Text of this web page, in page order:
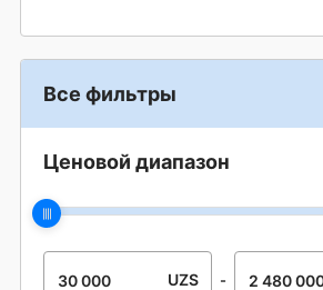
Все фильтры
Ценовой диапазон
UZS -